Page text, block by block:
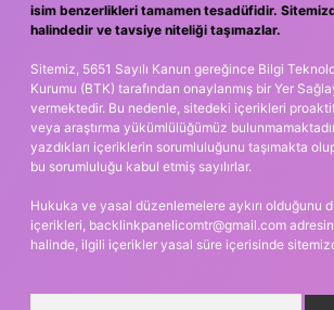
isim benzerlikleri tamamen tesadüfidir.
halindedir ve tavsiye niteliği taşımazlar.
Sitemiz, 5651 Sayılı Kanun gereğince Bilgi
Kurumu (BTK) tarafından onaylanmış bir Yer
vermektedir. Bu nedenle, sitedeki içerikleri
veya araştırma yükümlülüğümüz
yazdıkları içeriklerin sorumluluğunu taşımakta
bu sorumluluğu kabul etmiş sayılırlar.
Hukuka ve yasal düzenlemelere aykırı olduğunu
içerikleri, backlinkpanelicomtr@gmail.com
halinde, ilgili içerikler yasal süre içerisinde